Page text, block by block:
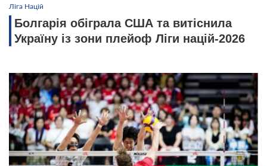
Ліга Націй
Болгарія обіграла США та витіснила
Україну із зони плейоф Ліги націй-2026